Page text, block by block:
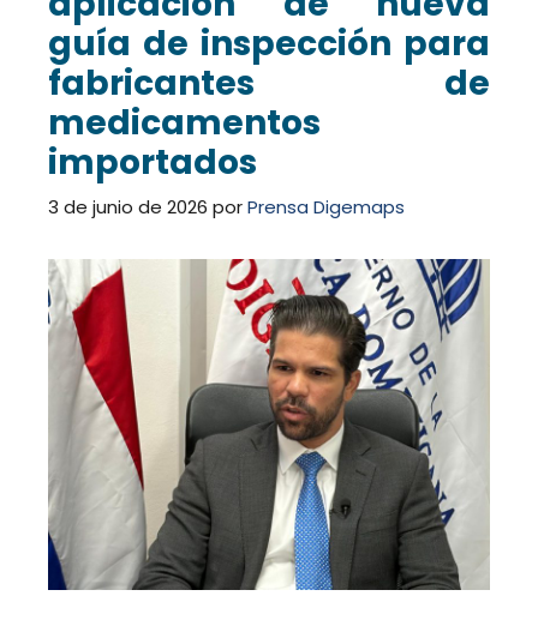
guía de inspección para
fabricantes de
medicamentos
importados
3 de junio de 2026 porPrensa Digemaps